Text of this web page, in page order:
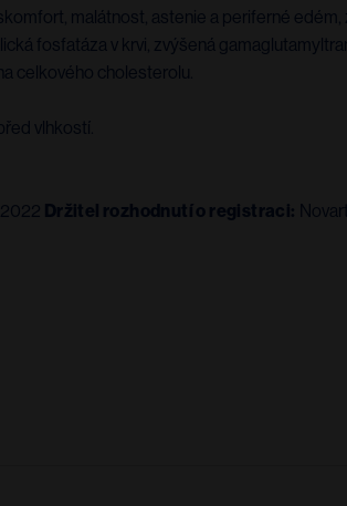
malátnost, astenie a periferné
fosfatáza v krvi, zvýšená
celkového cholesterolu.
vlhkostí.
Držitel rozhodnutí o registraci: